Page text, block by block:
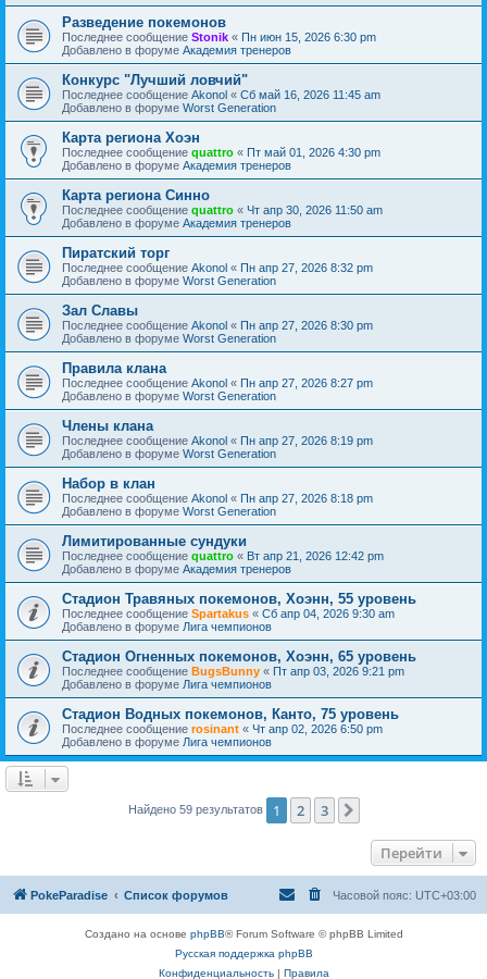
Разведение покемонов
Последнее сообщение Stonik « Пн июн 15, 2026 6:30 pm
Добавлено в форуме Академия тренеров
Конкурс "Лучший ловчий"
Последнее сообщение Akonol « Сб май 16, 2026 11:45 am
Добавлено в форуме Worst Generation
Карта региона Хоэн
Последнее сообщение quattro « Пт май 01, 2026 4:30 pm
Добавлено в форуме Академия тренеров
Карта региона Синно
Последнее сообщение quattro « Чт апр 30, 2026 11:50 am
Добавлено в форуме Академия тренеров
Пиратский торг
Последнее сообщение Akonol « Пн апр 27, 2026 8:32 pm
Добавлено в форуме Worst Generation
Зал Славы
Последнее сообщение Akonol « Пн апр 27, 2026 8:30 pm
Добавлено в форуме Worst Generation
Правила клана
Последнее сообщение Akonol « Пн апр 27, 2026 8:27 pm
Добавлено в форуме Worst Generation
Члены клана
Последнее сообщение Akonol « Пн апр 27, 2026 8:19 pm
Добавлено в форуме Worst Generation
Набор в клан
Последнее сообщение Akonol « Пн апр 27, 2026 8:18 pm
Добавлено в форуме Worst Generation
Лимитированные сундуки
Последнее сообщение quattro « Вт апр 21, 2026 12:42 pm
Добавлено в форуме Академия тренеров
Стадион Травяных покемонов, Хоэнн, 55 уровень
Последнее сообщение Spartakus « Сб апр 04, 2026 9:30 am
Добавлено в форуме Лига чемпионов
Стадион Огненных покемонов, Хоэнн, 65 уровень
Последнее сообщение BugsBunny « Пт апр 03, 2026 9:21 pm
Добавлено в форуме Лига чемпионов
Стадион Водных покемонов, Канто, 75 уровень
Последнее сообщение rosinant « Чт апр 02, 2026 6:50 pm
Добавлено в форуме Лига чемпионов
Найдено 59 результатов 1 2 3
Перейти
PokeParadise Список форумов Часовой пояс: UTC+03:00
Создано на основе phpBB® Forum Software © phpBB Limited
Русская поддержка phpBB
Конфиденциальность| Правила